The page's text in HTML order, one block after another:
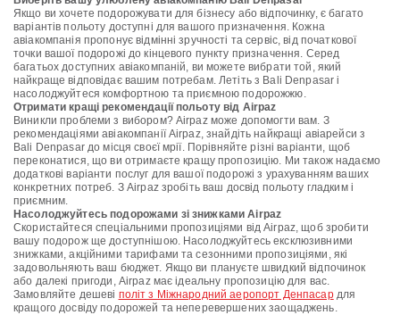
Якщо ви хочете подорожувати для бізнесу або відпочинку, є багато
варіантів польоту доступні для вашого призначення. Кожна
авіакомпанія пропонує відмінні зручності та сервіс, від початкової
точки вашої подорожі до кінцевого пункту призначення. Серед
багатьох доступних авіакомпаній, ви можете вибрати той, який
найкраще відповідає вашим потребам. Летіть з Bali Denpasar і
насолоджуйтеся комфортною та приємною подорожжю.
Отримати кращі рекомендації польоту від Airpaz
Виникли проблеми з вибором? Airpaz може допомогти вам. З
рекомендаціями авіакомпанії Airpaz, знайдіть найкращі авіарейси з
Bali Denpasar до місця своєї мрії. Порівняйте різні варіанти, щоб
переконатися, що ви отримаєте кращу пропозицію. Ми також надаємо
додаткові варіанти послуг для вашої подорожі з урахуванням ваших
конкретних потреб. З Airpaz зробіть ваш досвід польоту гладким і
приємним.
Насолоджуйтесь подорожами зі знижками Airpaz
Скористайтеся спеціальними пропозиціями від Airpaz, щоб зробити
вашу подорож ще доступнішою. Насолоджуйтесь ексклюзивними
знижками, акційними тарифами та сезонними пропозиціями, які
задовольняють ваш бюджет. Якщо ви плануєте швидкий відпочинок
або далекі пригоди, Airpaz має ідеальну пропозицію для вас.
Замовляйте дешеві політ з Міжнародний аеропорт Денпасардля
кращого досвіду подорожей та неперевершених заощаджень.